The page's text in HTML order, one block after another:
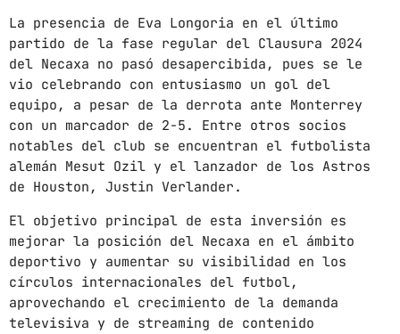
CATEGORÍAS
Blog
Gobierno de Hermosillo
Gobierno de Sonora
Hermosillo
News
Noticias
Sonora
La presencia de Eva Longoria en el último
partido de la fase regular del Clausura 2024
del Necaxa no pasó desapercibida, pues se le
vio celebrando con entusiasmo un gol del
equipo, a pesar de la derrota ante Monterrey
con un marcador de 2-5. Entre otros socios
notables del club se encuentran el futbolista
alemán Mesut Ozil y el lanzador de los Astros
de Houston, Justin Verlander.
El objetivo principal de esta inversión es
mejorar la posición del Necaxa en el ámbito
deportivo y aumentar su visibilidad en los
círculos internacionales del futbol,
aprovechando el crecimiento de la demanda
televisiva y de streaming de contenido